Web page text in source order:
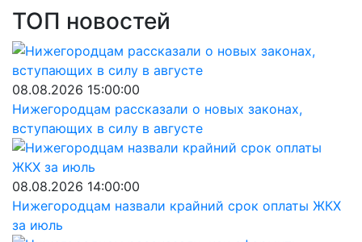
ТОП новостей
08.08.2026 15:00:00
Нижегородцам рассказали о новых законах,
вступающих в силу в августе
08.08.2026 14:00:00
Нижегородцам назвали крайний срок оплаты ЖКХ
за июль